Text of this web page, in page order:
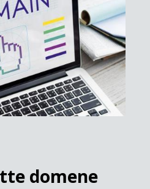
domene